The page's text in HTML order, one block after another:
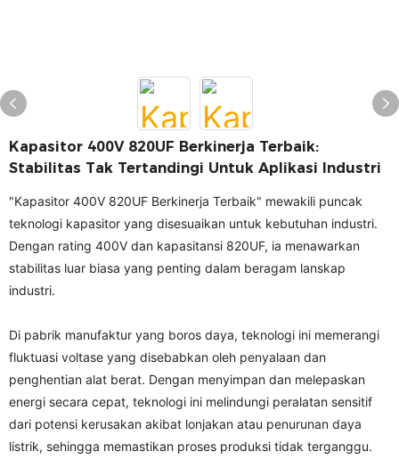
Kapasitor 400V 820UF Berkinerja Terbaik:
Stabilitas Tak Tertandingi Untuk Aplikasi Industri
"Kapasitor 400V 820UF Berkinerja Terbaik" mewakili puncak
teknologi kapasitor yang disesuaikan untuk kebutuhan industri.
Dengan rating 400V dan kapasitansi 820UF, ia menawarkan
stabilitas luar biasa yang penting dalam beragam lanskap
industri.
Di pabrik manufaktur yang boros daya, teknologi ini memerangi
fluktuasi voltase yang disebabkan oleh penyalaan dan
penghentian alat berat. Dengan menyimpan dan melepaskan
energi secara cepat, teknologi ini melindungi peralatan sensitif
dari potensi kerusakan akibat lonjakan atau penurunan daya
listrik, sehingga memastikan proses produksi tidak terganggu.